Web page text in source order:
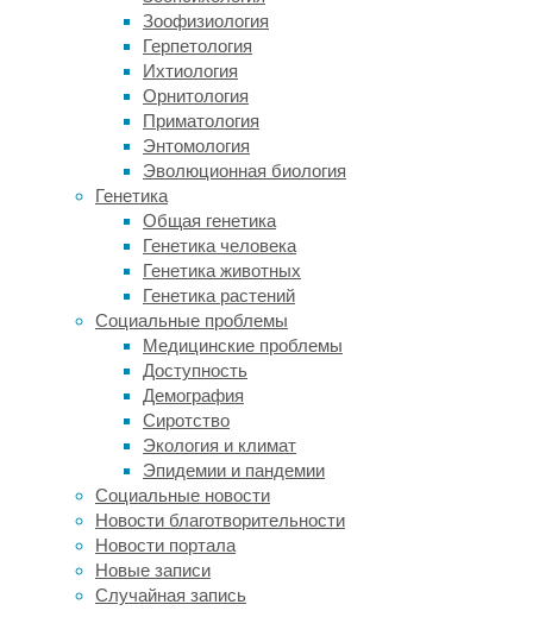
Зоофизиология
Герпетология
Ихтиология
Орнитология
Приматология
Энтомология
Эволюционная биология
Генетика
Общая генетика
Генетика человека
Генетика животных
Генетика растений
Социальные проблемы
Медицинские проблемы
Доступность
Демография
Сиротство
Экология и климат
Эпидемии и пандемии
Социальные новости
Новости благотворительности
Новости портала
Новые записи
Случайная запись
стихии
было
сложно.
таком
фоне
нельзя
понять,
какие
меры
предпринять
борьбы
ними.
Читать
дальше
"Число
стихийных
бедствий
в
Экология
и
климат